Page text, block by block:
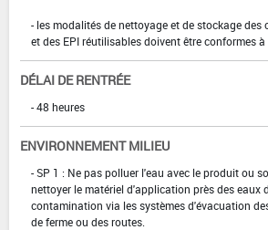
- les modalités de nettoyage et de stockage
et des EPI réutilisables doivent être conformes
DÉLAI DE RENTRÉE
- 48 heures
ENVIRONNEMENT MILIEU
- SP 1 : Ne pas polluer l'eau avec le produit ou
nettoyer le matériel d'application près des eaux
contamination via les systèmes d'évacuation
de ferme ou des routes.